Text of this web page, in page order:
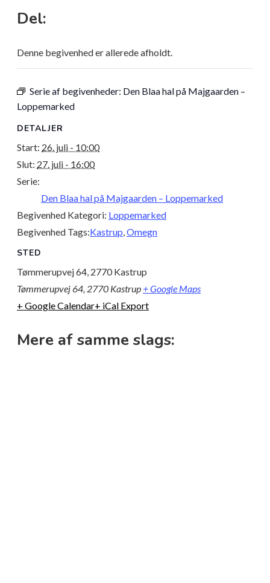
Del:
Denne begivenhed er allerede afholdt.
Serie af begivenheder: Den Blaa hal på Majgaarden –
Loppemarked
DETALJER
Start: 26. juli - 10:00
Slut: 27. juli - 16:00
Serie:
Den Blaa hal på Majgaarden – Loppemarked
Begivenhed Kategori: Loppemarked
Begivenhed Tags:Kastrup,Omegn
STED
Tømmerupvej 64, 2770 Kastrup
Tømmerupvej 64, 2770 Kastrup + Google Maps
+ Google Calendar+ iCal Export
Mere af samme slags: